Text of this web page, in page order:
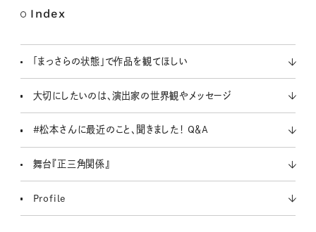
Index
「まっさらの状態」で作品を観てほしい
大切にしたいのは、演出家の世界観やメッセージ
#松本さんに最近のこと、聞きました！ Q＆A
舞台『正三角関係』
Profile